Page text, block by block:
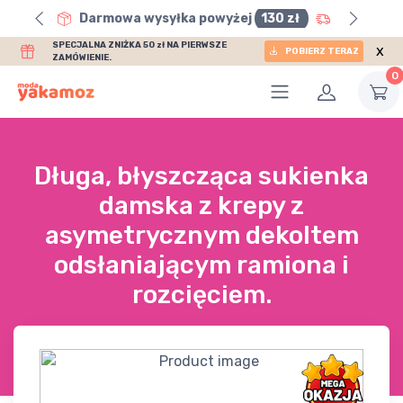
Darmowa wysyłka powyżej 130 zł
SPECJALNA ZNIŻKA 50 zł NA PIERWSZE
ZAMÓWIENIE.
POBIERZ TERAZ x
0
Długa, błyszcząca sukienka
damska z krepy z
asymetrycznym dekoltem
odsłaniającym ramiona i
rozcięciem.